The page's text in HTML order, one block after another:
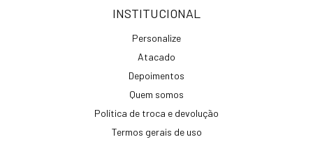
INSTITUCIONAL
Personalize
Atacado
Depoimentos
Quem somos
Política de troca e devolução
Termos gerais de uso